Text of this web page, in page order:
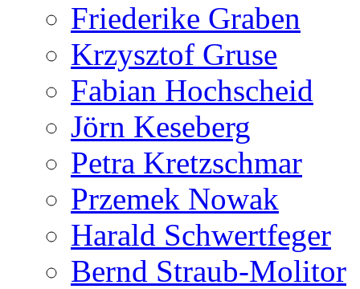
Friederike Graben
Krzysztof Gruse
Fabian Hochscheid
Jörn Keseberg
Petra Kretzschmar
Przemek Nowak
Harald Schwertfeger
Bernd Straub-Molitor